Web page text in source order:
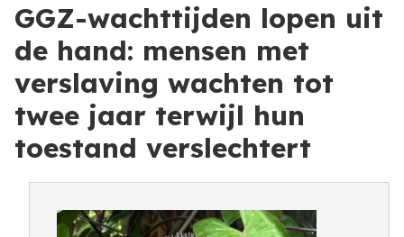
GGZ-wachttijden lopen uit
de hand: mensen met
verslaving wachten tot
twee jaar terwijl hun
toestand verslechtert